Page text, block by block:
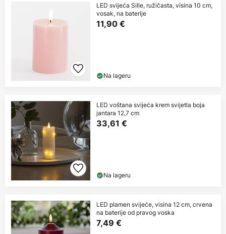
LED svijeća Sille, ružičasta, visina 10 cm,
vosak, na baterije
11,90 €
Na lageru
LED voštana svijeća krem svijetla boja
jantara 12,7 cm
33,61 €
Na lageru
LED plamen svijeće, visina 12 cm, crvena
na baterije od pravog voska
7,49 €